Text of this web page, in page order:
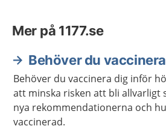
Mer på 1177.se
Behöver du
Behöver du vaccinera dig inför
att minska risken att bli allvarligt
nya rekommendationerna och
vaccinerad.